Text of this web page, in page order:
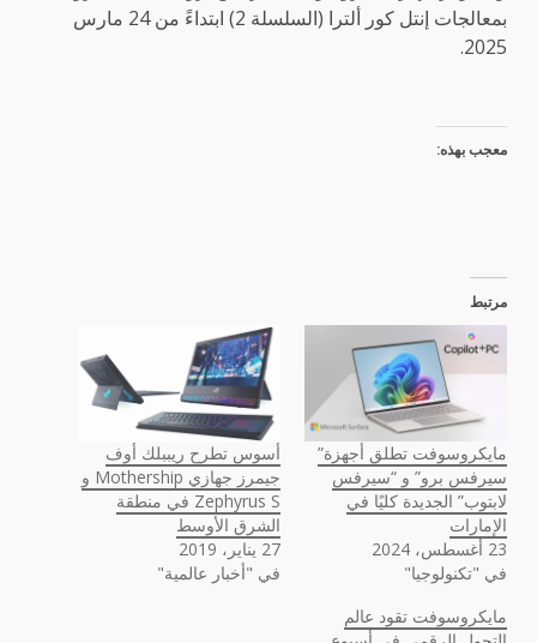
بمعالجات إنتل كور ألترا (السلسلة 2) ابتداءً من 24 مارس
2025.
معجب بهذه:
مرتبط
مايكروسوفت تطلق أجهزة”
سيرفس برو” و “سيرفس
لابتوب” الجديدة كليًا في
الإمارات
23 أغسطس، 2024
في "تكنولوجيا"
أسوس تطرح ريببلك أوف
جيمرز جهازي Mothership و
Zephyrus S في منطقة
الشرق الأوسط
27 يناير، 2019
في "أخبار عالمية"
مايكروسوفت تقود عالم